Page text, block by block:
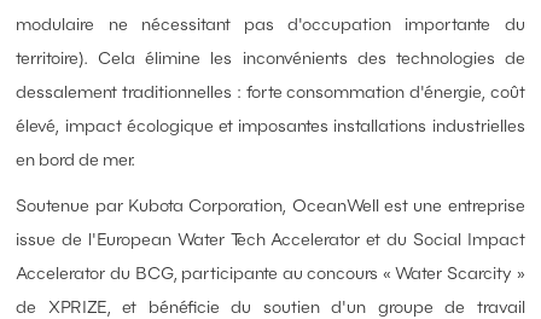
modulaire ne nécessitant pas d'occupation importante du
territoire). Cela élimine les inconvénients des technologies de
dessalement traditionnelles : forte consommation d'énergie, coût
élevé, impact écologique et imposantes installations industrielles
en bord de mer.
Soutenue par Kubota Corporation, OceanWell est une entreprise
issue de l'European Water Tech Accelerator et du Social Impact
Accelerator du BCG, participante au concours « Water Scarcity »
de XPRIZE, et bénéficie du soutien d'un groupe de travail